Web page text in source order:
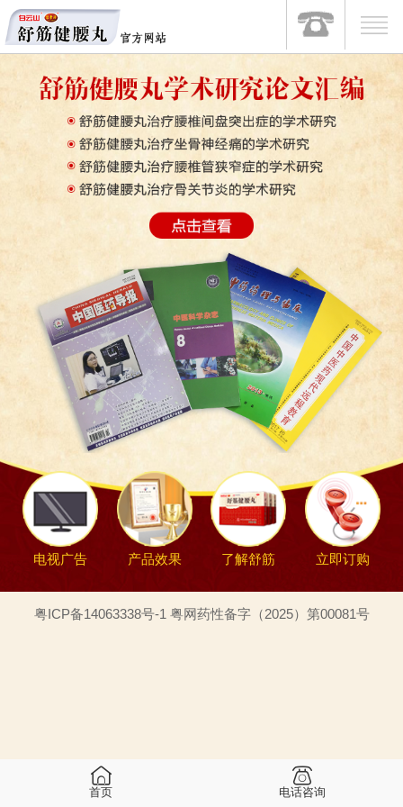
电视广告 产品效果 了解舒筋 立即订购
粤ICP备14063338号-1 粤网药性备字（2025）第00081号
首页 电话咨询